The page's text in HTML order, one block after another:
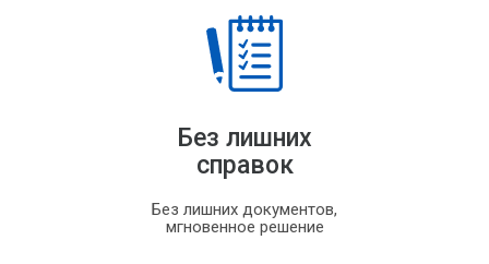
Без лишних
справок
Без лишних документов,
мгновенное решение